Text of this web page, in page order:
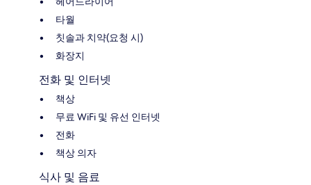
타월
칫솔과 치약(요청 시)
화장지
전화 및 인터넷
책상
무료 WiFi 및 유선 인터넷
전화
책상 의자
식사 및 음료